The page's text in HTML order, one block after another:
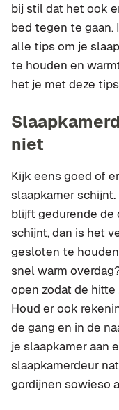
bij stil dat het ook
bed tegen te gaan.
alle tips om je
te houden en
het je met deze
niet
Kijk eens goed of
slaapkamer
blijft gedurende de
schijnt, dan is het
gesloten te
snel warm
open zodat de
Houd er ook
de gang en in de
je slaapkamer aan
slaapkamerdeur
gordijnen sowieso